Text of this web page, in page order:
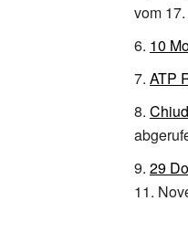
vom
10
ATP
29
11.